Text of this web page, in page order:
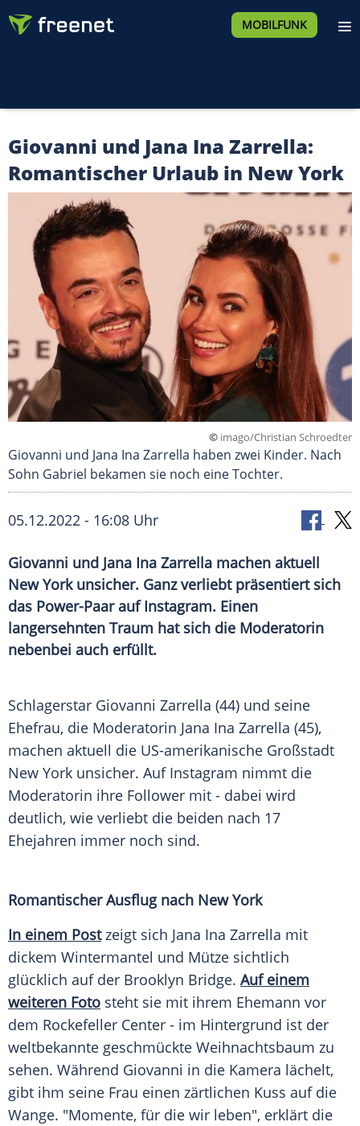
MOBILFUNK
Giovanni und Jana Ina Zarrella:
Romantischer Urlaub in New York
© imago/Christian Schroedter
Giovanni und Jana Ina Zarrella haben zwei Kinder. Nach
Sohn Gabriel bekamen sie noch eine Tochter.
05.12.2022 - 16:08 Uhr
Giovanni und Jana Ina Zarrella machen aktuell
New York unsicher. Ganz verliebt präsentiert sich
das Power-Paar auf Instagram. Einen
langersehnten Traum hat sich die Moderatorin
nebenbei auch erfüllt.
Schlagerstar Giovanni Zarrella (44) und seine
Ehefrau, die Moderatorin Jana Ina Zarrella (45),
machen aktuell die US-amerikanische Großstadt
New York unsicher. Auf Instagram nimmt die
Moderatorin ihre Follower mit - dabei wird
deutlich, wie verliebt die beiden nach 17
Ehejahren immer noch sind.
Romantischer Ausflug nach New York
In einem Postzeigt sich Jana Ina Zarrella mit
dickem Wintermantel und Mütze sichtlich
glücklich auf der Brooklyn Bridge. Auf einem
weiteren Foto steht sie mit ihrem Ehemann vor
dem Rockefeller Center - im Hintergrund ist der
weltbekannte geschmückte Weihnachtsbaum zu
sehen. Während Giovanni in die Kamera lächelt,
gibt ihm seine Frau einen zärtlichen Kuss auf die
Wange. "Momente, für die wir leben", erklärt die